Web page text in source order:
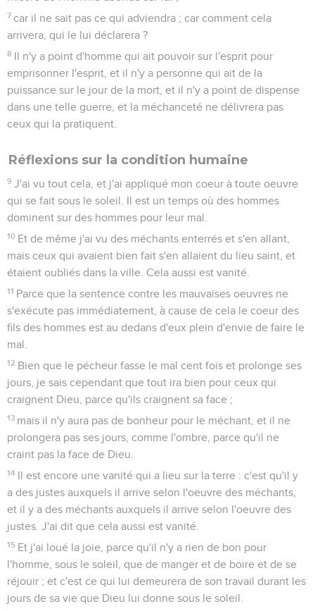
7 car il ne sait pas ce qui adviendra ; car comment cela
arrivera, qui le lui déclarera ?
8 Il n'y a point d'homme qui ait pouvoir sur l'esprit pour
emprisonner l'esprit, et il n'y a personne qui ait de la
puissance sur le jour de la mort, et il n'y a point de dispense
dans une telle guerre, et la méchanceté ne délivrera pas
ceux qui la pratiquent.
Réflexions sur la condition humaine
9 J'ai vu tout cela, et j'ai appliqué mon coeur à toute oeuvre
qui se fait sous le soleil. Il est un temps où des hommes
dominent sur des hommes pour leur mal.
10 Et de même j'ai vu des méchants enterrés et s'en allant,
mais ceux qui avaient bien fait s'en allaient du lieu saint, et
étaient oubliés dans la ville. Cela aussi est vanité.
11 Parce que la sentence contre les mauvaises oeuvres ne
s'exécute pas immédiatement, à cause de cela le coeur des
fils des hommes est au dedans d'eux plein d'envie de faire le
mal.
12 Bien que le pécheur fasse le mal cent fois et prolonge ses
jours, je sais cependant que tout ira bien pour ceux qui
craignent Dieu, parce qu'ils craignent sa face ;
13 mais il n'y aura pas de bonheur pour le méchant, et il ne
prolongera pas ses jours, comme l'ombre, parce qu'il ne
craint pas la face de Dieu.
14 Il est encore une vanité qui a lieu sur la terre : c'est qu'il y
a des justes auxquels il arrive selon l'oeuvre des méchants,
et il y a des méchants auxquels il arrive selon l'oeuvre des
justes. J'ai dit que cela aussi est vanité.
15 Et j'ai loué la joie, parce qu'il n'y a rien de bon pour
l'homme, sous le soleil, que de manger et de boire et de se
réjouir ; et c'est ce qui lui demeurera de son travail durant les
jours de sa vie que Dieu lui donne sous le soleil.